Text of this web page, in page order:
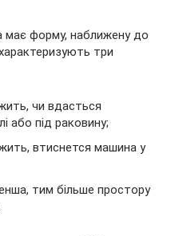
має форму, наближену до
три
чи вдасться
або під раковину;
втиснется машина у
тим більше простору